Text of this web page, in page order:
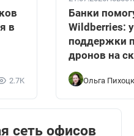
в
2.7K
Банки
Wildberries:
поддержки
дронов на
Ольга
сеть офисов